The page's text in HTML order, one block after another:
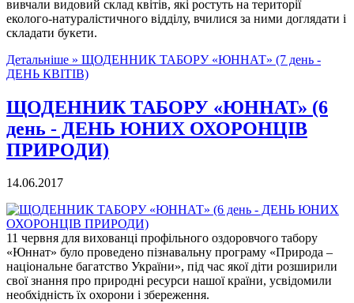
вивчали видовий склад квітів, які ростуть на території
еколого-натуралістичного відділу, вчилися за ними доглядати і
складати букети.
Детальніше » ЩОДЕННИК ТАБОРУ «ЮННАТ» (7 день -
ДЕНЬ КВІТІВ)
ЩОДЕННИК ТАБОРУ «ЮННАТ» (6
день - ДЕНЬ ЮНИХ ОХОРОНЦІВ
ПРИРОДИ)
14.06.2017
11 червня для вихованці профільного оздоровчого табору
«Юннат» було проведено пізнавальну програму «Природа –
національне багатство України», під час якої діти розширили
свої знання про природні ресурси нашої країни, усвідомили
необхідність їх охорони і збереження.